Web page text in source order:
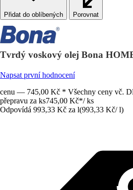
Porovnat
Tvrdý voskový olej Bona
Napsat první hodnocení
cenu — 745,00 Kč * Všechny ceny vč.
přepravu za ks745,00 Kč*/ ks
Odpovídá 993,33 Kč za l(993,33 Kč/ l)